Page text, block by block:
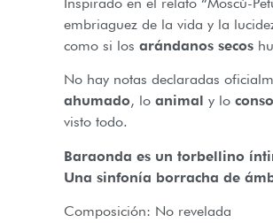
embriaguez de la vida y la
como si los arándanos secos
No hay notas declaradas
ahumado, lo animal y lo
visto todo.
Baraonda es un torbellino
Una sinfonía borracha de
Composición: No revelada